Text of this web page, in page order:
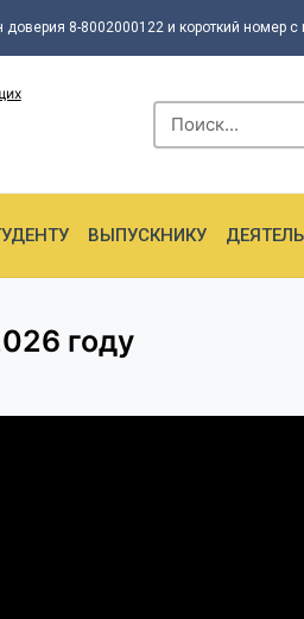
доверия 8-8002000122 и короткий номер
ВЫПУСКНИКУ
году